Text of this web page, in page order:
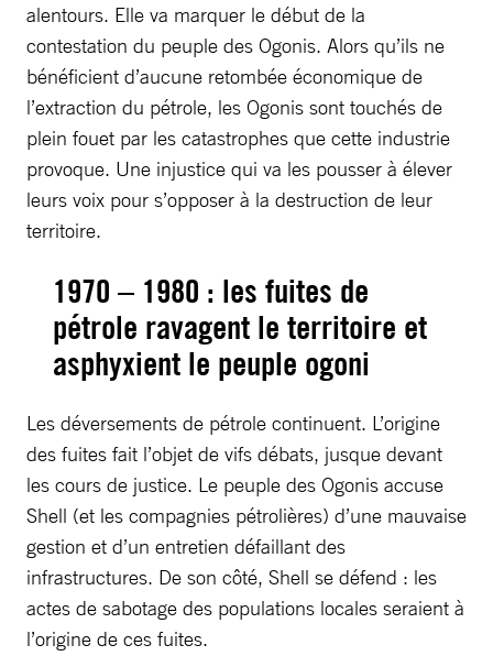
alentours. Elle va marquer le début de la
contestation du peuple des Ogonis. Alors qu’ils ne
bénéficient d’aucune retombée économique de
l’extraction du pétrole, les Ogonis sont touchés de
plein fouet par les catastrophes que cette industrie
provoque. Une injustice qui va les pousser à élever
leurs voix pour s’opposer à la destruction de leur
territoire.
1970 – 1980 : les fuites de
pétrole ravagent le territoire et
asphyxient le peuple ogoni
Les déversements de pétrole continuent. L’origine
des fuites fait l’objet de vifs débats, jusque devant
les cours de justice. Le peuple des Ogonis accuse
Shell (et les compagnies pétrolières) d’une mauvaise
gestion et d’un entretien défaillant des
infrastructures. De son côté, Shell se défend : les
actes de sabotage des populations locales seraient à
l’origine de ces fuites.